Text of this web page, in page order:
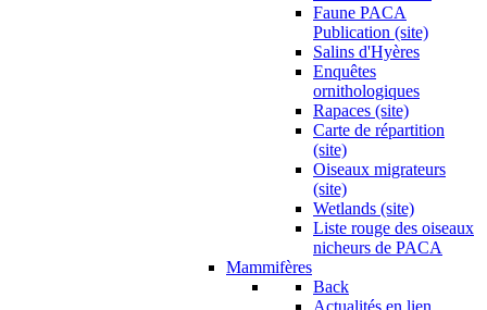
Faune PACA
Publication (site)
Salins d'Hyères
Enquêtes
ornithologiques
Rapaces (site)
Carte de répartition
(site)
Oiseaux migrateurs
(site)
Wetlands (site)
Liste rouge des oiseaux
nicheurs de PACA
Mammifères
Back